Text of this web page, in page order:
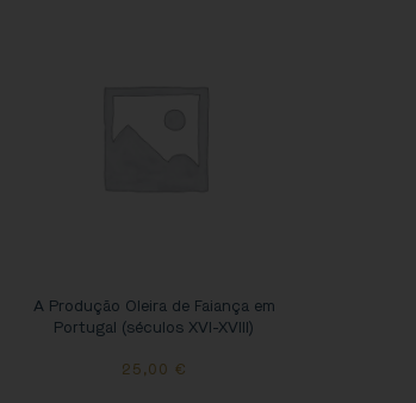
A Produção Oleira de Faiança em
Portugal (séculos XVI-XVIII)
25,00 €